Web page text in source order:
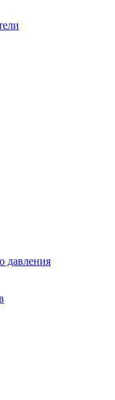
давления